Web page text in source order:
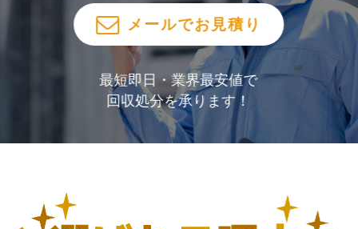
メールでお見積り
最短即日・業界最安値で
回収処分を承ります！